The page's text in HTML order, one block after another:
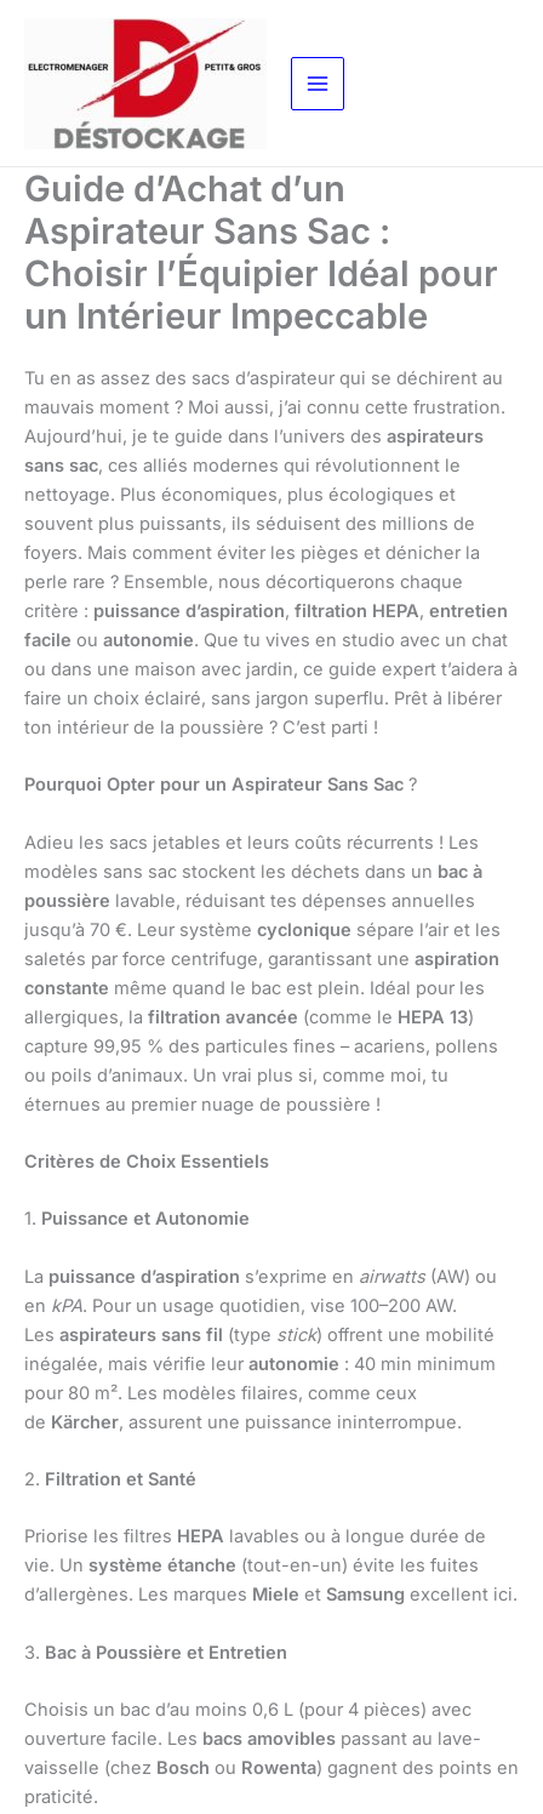
contenu
Guide d’Achat d’un
Aspirateur Sans Sac :
Choisir l’Équipier Idéal pour
un Intérieur Impeccable
Tu en as assez des sacs d’aspirateur qui se déchirent au
mauvais moment ? Moi aussi, j’ai connu cette frustration.
Aujourd’hui, je te guide dans l’univers des aspirateurs
sans sac, ces alliés modernes qui révolutionnent le
nettoyage. Plus économiques, plus écologiques et
souvent plus puissants, ils séduisent des millions de
foyers. Mais comment éviter les pièges et dénicher la
perle rare ? Ensemble, nous décortiquerons chaque
critère : puissance d’aspiration, filtration HEPA, entretien
facile ou autonomie. Que tu vives en studio avec un chat
ou dans une maison avec jardin, ce guide expert t’aidera à
faire un choix éclairé, sans jargon superflu. Prêt à libérer
ton intérieur de la poussière ? C’est parti !
Pourquoi Opter pour un Aspirateur Sans Sac ?
Adieu les sacs jetables et leurs coûts récurrents ! Les
modèles sans sac stockent les déchets dans un bac à
poussière lavable, réduisant tes dépenses annuelles
jusqu’à 70 €. Leur système cyclonique sépare l’air et les
saletés par force centrifuge, garantissant une aspiration
constante même quand le bac est plein. Idéal pour les
allergiques, la filtration avancée (comme le HEPA 13)
capture 99,95 % des particules fines – acariens, pollens
ou poils d’animaux. Un vrai plus si, comme moi, tu
éternues au premier nuage de poussière !
Critères de Choix Essentiels
1. Puissance et Autonomie
La puissance d’aspiration s’exprime en airwatts(AW) ou
en kPA. Pour un usage quotidien, vise 100–200 AW.
Les aspirateurs sans fil (type stick) offrent une mobilité
inégalée, mais vérifie leur autonomie : 40 min minimum
pour 80 m². Les modèles filaires, comme ceux
de Kärcher, assurent une puissance ininterrompue.
2. Filtration et Santé
Priorise les filtres HEPA lavables ou à longue durée de
vie. Un système étanche (tout-en-un) évite les fuites
d’allergènes. Les marques Miele et Samsung excellent ici.
3. Bac à Poussière et Entretien
Choisis un bac d’au moins 0,6 L (pour 4 pièces) avec
ouverture facile. Les bacs amovibles passant au lave-
vaisselle (chez Bosch ou Rowenta) gagnent des points en
praticité.